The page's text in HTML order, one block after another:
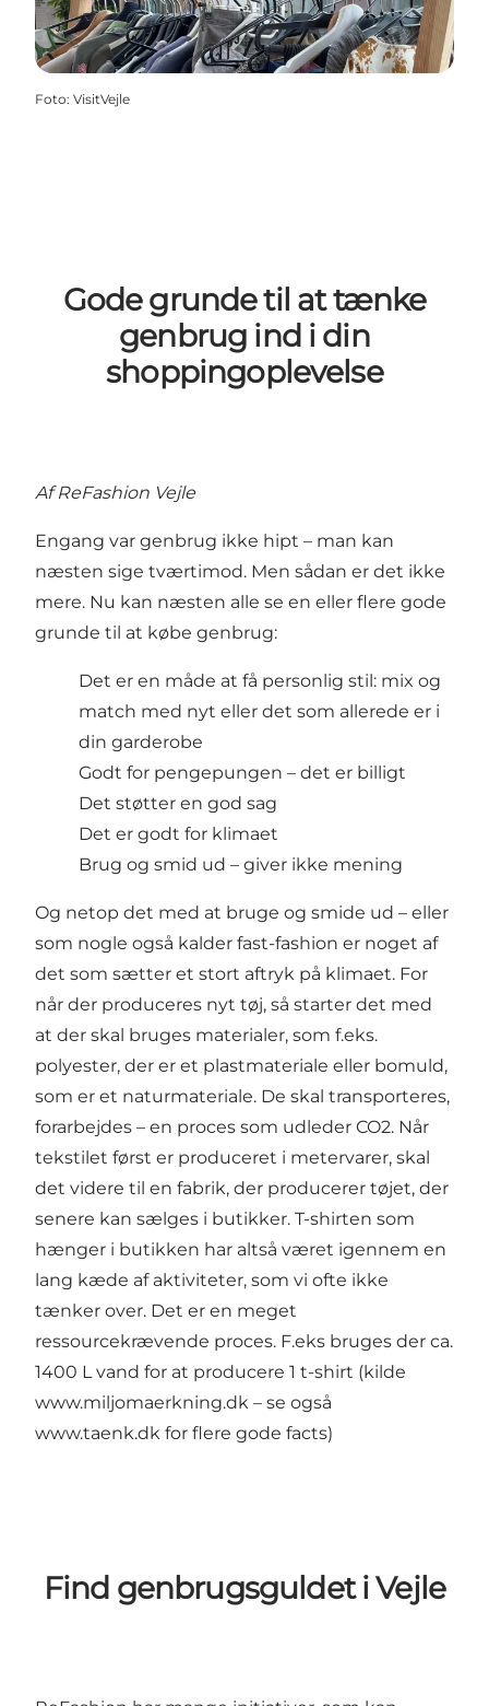
Foto: VisitVejle
Gode grunde til at tænke
genbrug ind i din
shoppingoplevelse
Af ReFashion Vejle
Engang var genbrug ikke hipt – man kan
næsten sige tværtimod. Men sådan er det ikke
mere. Nu kan næsten alle se en eller flere gode
grunde til at købe genbrug:
Det er en måde at få personlig stil: mix og
match med nyt eller det som allerede er i
din garderobe
Godt for pengepungen – det er billigt
Det støtter en god sag
Det er godt for klimaet
Brug og smid ud – giver ikke mening
Og netop det med at bruge og smide ud – eller
som nogle også kalder fast-fashion er noget af
det som sætter et stort aftryk på klimaet. For
når der produceres nyt tøj, så starter det med
at der skal bruges materialer, som f.eks.
polyester, der er et plastmateriale eller bomuld,
som er et naturmateriale. De skal transporteres,
forarbejdes – en proces som udleder CO2. Når
tekstilet først er produceret i metervarer, skal
det videre til en fabrik, der producerer tøjet, der
senere kan sælges i butikker. T-shirten som
hænger i butikken har altså været igennem en
lang kæde af aktiviteter, som vi ofte ikke
tænker over. Det er en meget
ressourcekrævende proces. F.eks bruges der ca.
1400 L vand for at producere 1 t-shirt (kilde
www.miljomaerkning.dk – se også
www.taenk.dk for flere gode facts)
Find genbrugsguldet i Vejle